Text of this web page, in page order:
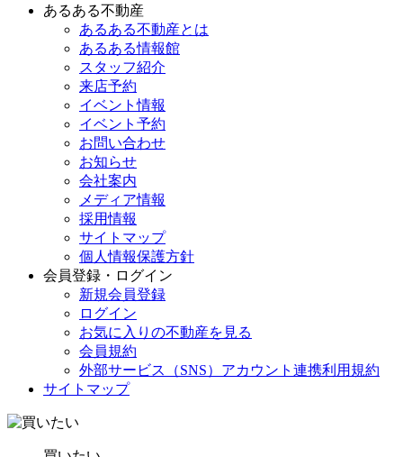
あるある不動産
あるある不動産とは
あるある情報館
スタッフ紹介
来店予約
イベント情報
イベント予約
お問い合わせ
お知らせ
会社案内
メディア情報
採用情報
サイトマップ
個人情報保護方針
会員登録・ログイン
新規会員登録
ログイン
お気に入りの不動産を見る
会員規約
外部サービス（SNS）アカウント連携利用規約
サイトマップ